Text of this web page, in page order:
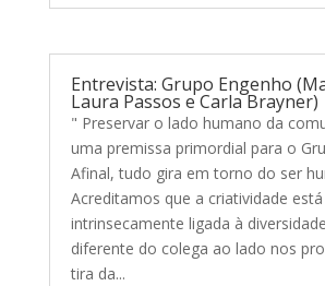
Entrevista: Grupo Engenho
Laura Passos e Carla Brayner)
" Preservar o lado humano da
uma premissa primordial para o
Afinal, tudo gira em torno do ser
Acreditamos que a criatividade está
intrinsecamente ligada à
diferente do colega ao lado nos
tira da...